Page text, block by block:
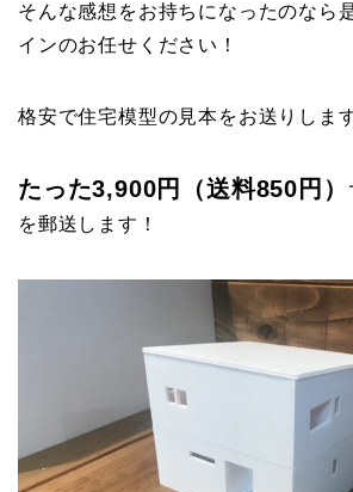
そんな感想をお持ちになったのなら
インのお任せください！
格安で住宅模型の見本をお送りしま
たった3,900円（送料850円）
を郵送します！